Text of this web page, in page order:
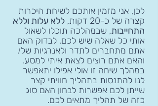
לכן, אני מזמין אותכם לשיחת היכרות
קצרה של כ-20 דקות,
ללא עלות וללא
התחייבות, שבמהלכה תוכלו לשאול
אותי כל שאלה שיש לכם, לבדוק האם
אתם מתחברים לתדר ולאנרגיות שלי,
והאם אתם רוצים לצאת איתי למסע.
במהלך שיחה זו אולי אפילו יתאפשר
לנו להתנסות בתהליך חוויתי קצר
שייתן לכם אפשרות לבחון האם סוג
כזה של תהליך מתאים לכם.